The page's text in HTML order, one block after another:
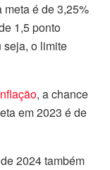
é de 3,25%
1,5 ponto
seja, o limite
, a chance
em 2023 é de
2024 também